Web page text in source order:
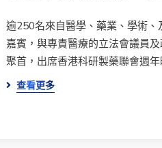
逾250名來自醫學、藥業、學術、
嘉賓，與專責醫療的立法會議員
聚首，出席香港科研製藥聯會週
查看更多